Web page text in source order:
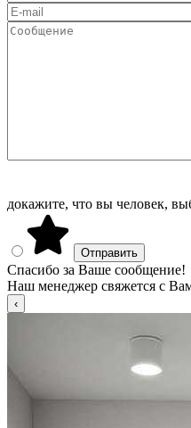
докажите, что вы человек,
Спасибо за Ваше сообщение!
Наш менеджер свяжется с